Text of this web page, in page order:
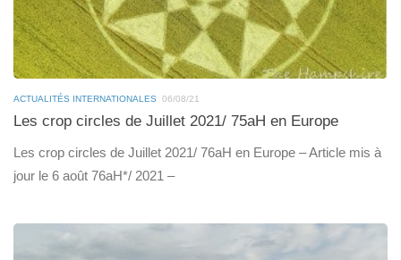
ACTUALITÉS INTERNATIONALES 06/08/21
Les crop circles de Juillet 2021/ 75aH en Europe
Les crop circles de Juillet 2021/ 76aH en Europe – Article mis à
jour le 6 août 76aH*/ 2021 –